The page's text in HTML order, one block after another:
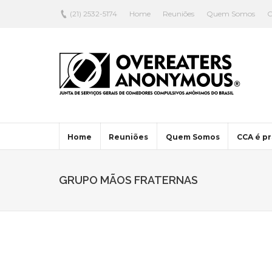
(21) 2532-5174 Home Reuniões Quem Somos
Home Reuniões Quem Somos CCA é
GRUPO MÃOS FRATERNAS